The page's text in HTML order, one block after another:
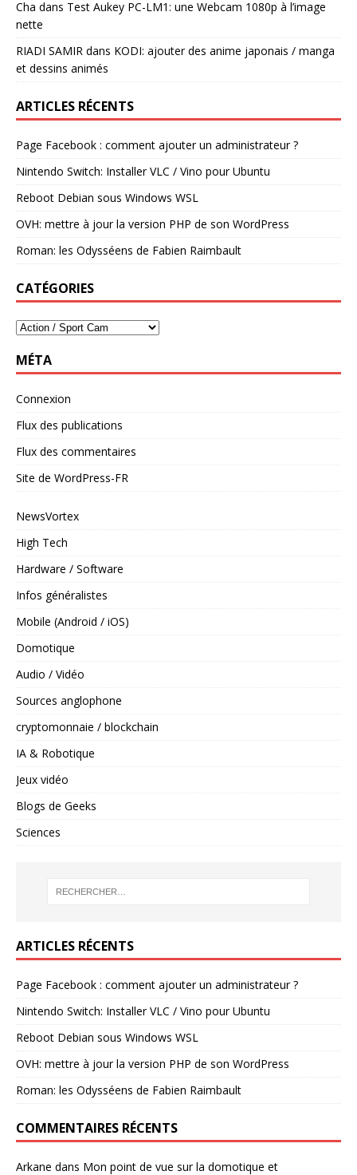
Cha dans Test Aukey PC-LM1: une Webcam 1080p à l’image
nette
RIADI SAMIR dans KODI: ajouter des anime japonais / manga
et dessins animés
ARTICLES RÉCENTS
Page Facebook : comment ajouter un administrateur ?
Nintendo Switch: Installer VLC / Vino pour Ubuntu
Reboot Debian sous Windows WSL
OVH: mettre à jour la version PHP de son WordPress
Roman: les Odysséens de Fabien Raimbault
CATÉGORIES
MÉTA
Connexion
Flux des publications
Flux des commentaires
Site de WordPress-FR
NewsVortex
High Tech
Hardware / Software
Infos généralistes
Mobile (Android / iOS)
Domotique
Audio / Vidéo
Sources anglophone
cryptomonnaie / blockchain
IA & Robotique
Jeux vidéo
Blogs de Geeks
Sciences
ARTICLES RÉCENTS
Page Facebook : comment ajouter un administrateur ?
Nintendo Switch: Installer VLC / Vino pour Ubuntu
Reboot Debian sous Windows WSL
OVH: mettre à jour la version PHP de son WordPress
Roman: les Odysséens de Fabien Raimbault
COMMENTAIRES RÉCENTS
Arkane dans Mon point de vue sur la domotique et